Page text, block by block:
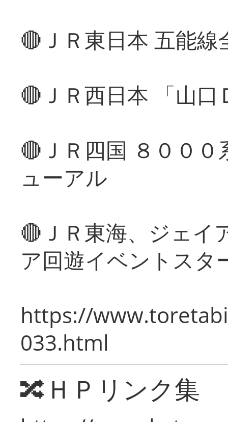
🔴ＪＲ東日本 五能
🔴ＪＲ西日本 「山
🔴ＪＲ四国 ８００
ューアル
🔴ＪＲ東海、ジェイ
ア回遊イベントスタ
https://
033.html
🔀ＨＰリンク集